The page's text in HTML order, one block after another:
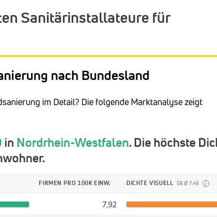
Sanitärinstallateure für
nach Bundesland
im Detail? Die folgende Marktanalyse zeigt
in Nordrhein-Westfalen. Die höchste
FIRMEN PRO 100K EINW. DICHTE VISUELL DE Ø 7,49 i
7,92